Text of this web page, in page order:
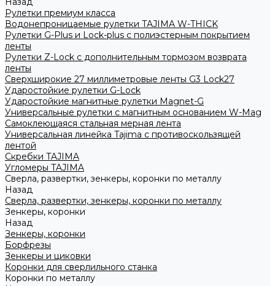
Рулетки премиум класса
Водонепроницаемые рулетки TAJIMA W-THICK
Рулетки G-Plus и Lock-plus с полиэстерным покрытием
ленты
Рулетки Z-Lock с дополнительным тормозом возврата
ленты
Сверхширокие 27 миллиметровые ленты G3 Lock27
Ударостойкие рулетки G-Lock
Ударостойкие магнитные рулетки Magnet-G
Универсальные рулетки с магнитным основанием W-Mag
Самоклеющаяся стальная мерная лента
Универсальная линейка Tajima с противоскользящей
лентой
Скребки TAJIMA
Угломеры TAJIMA
Сверла, развертки, зенкеры, коронки по металлу
Назад
Сверла, развертки, зенкеры, коронки по металлу
Зенкеры, коронки
Назад
Зенкеры, коронки
Борфрезы
Зенкеры и циковки
Коронки для сверлильного станка
Коронки по металлу